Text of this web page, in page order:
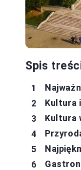
Spis
Kultura
Kultura